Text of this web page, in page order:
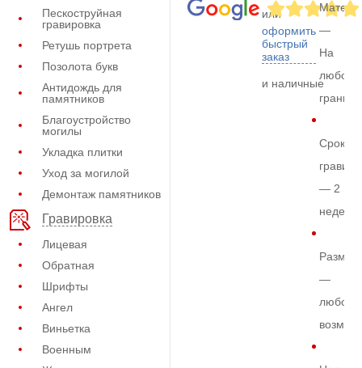
Пескоструйная
гравировка
Ретушь портрета
Позолота букв
Антидождь для
памятников
Благоустройство
могилы
Укладка плитки
Уход за могилой
Демонтаж памятников
Гравировка
Лицевая
Обратная
Шрифты
Ангел
Виньетка
Военным
или
оформить
быстрый
заказ
и наличные
—
На
любом
граните
Срок
— 2
недели
Размер
—
любой